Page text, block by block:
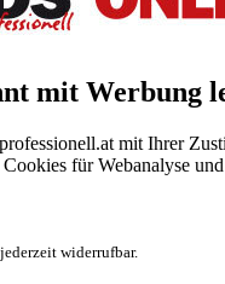
mit Werbung
mit Ihrer
für Webanalyse
widerrufbar.